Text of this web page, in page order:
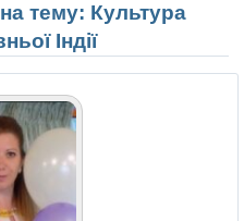
тему: Культура
Індії